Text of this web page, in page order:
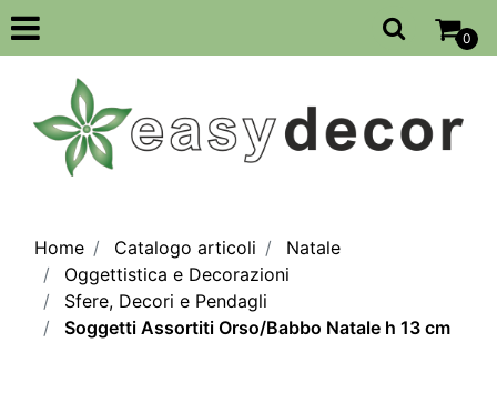
Open
0
Home Catalogo articoli
Natale
Oggettistica e Decorazioni
Sfere, Decori e Pendagli
Soggetti Assortiti Orso/Babbo Natale h 13 cm